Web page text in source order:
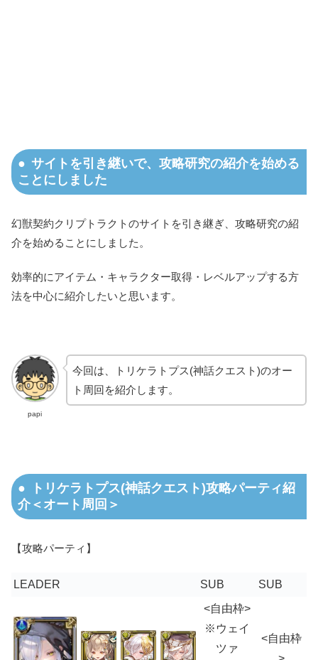
サイトを引き継いで、攻略研究の紹介を始める
ことにしました
幻獣契約クリプトラクトのサイトを引き継ぎ、攻略研究の紹
介を始めることにしました。
効率的にアイテム・キャラクター取得・レベルアップする方
法を中心に紹介したいと思います。
papi
今回は、トリケラトプス(神話クエスト)のオー
ト周回を紹介します。
トリケラトプス(神話クエスト)攻略パーティ紹
介＜オート周回＞
【攻略パーティ】
LEADER SUB
SUB
<自由枠>
※ウェイ
ツァ
<自由枠